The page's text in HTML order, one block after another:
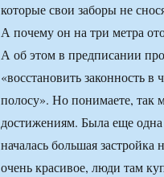
которые свои заборы не
А почему он на три метра
А об этом в предписании
«восстановить законность
полосу». Но понимаете, так
достижениям. Была еще одна
началась большая
очень красивое, люди там